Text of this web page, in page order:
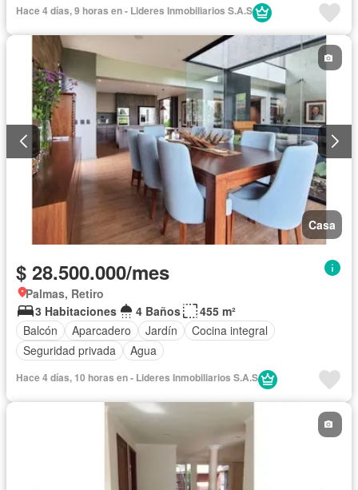
Hace 4 días, 9 horas en - Lideres Inmobiliarios S.A.S
Casa
$ 28.500.000/mes
Palmas, Retiro
3 Habitaciones
4 Baños
455 m²
Balcón
Aparcadero Jardín
Cocina integral
Seguridad privada
Agua
Hace 4 días, 10 horas en - Lideres Inmobiliarios S.A.S